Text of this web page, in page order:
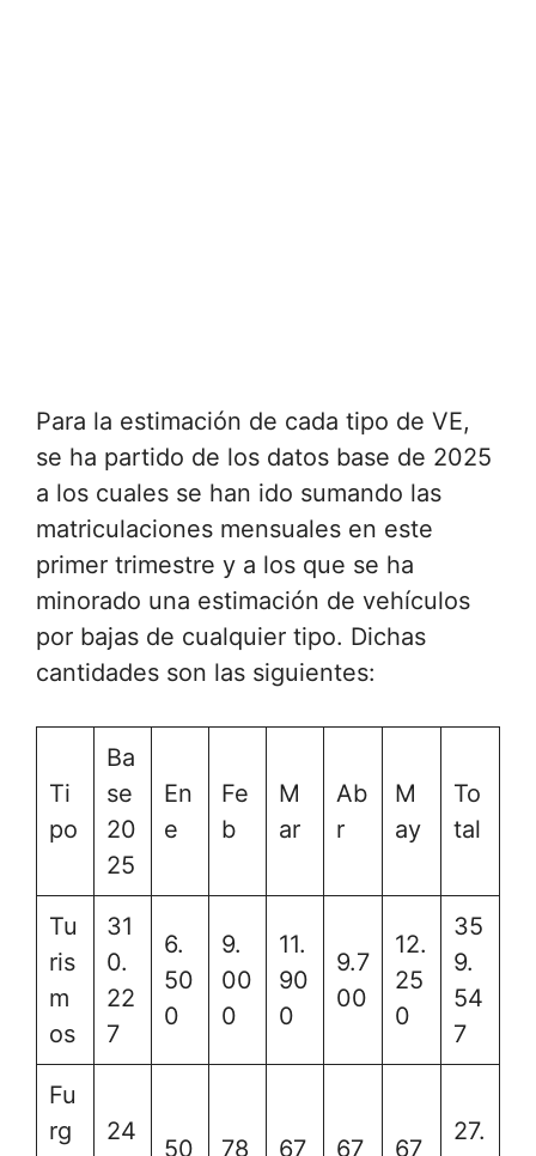
Para la estimación de cada tipo de VE,
se ha partido de los datos base de 2025
a los cuales se han ido sumando las
matriculaciones mensuales en este
primer trimestre y a los que se ha
minorado una estimación de vehículos
por bajas de cualquier tipo. Dichas
cantidades son las siguientes:
Ti
po
Ba
se
20
25
En
e
Fe
b
M
ar
Ab
r
M
ay
To
tal
Tu
ris
m
os
31
0.
22
7
6.
50
0
9.
00
0
11.
90
0
9.7
00
12.
25
0
35
9.
54
7
Fu
rg
24
50
78
67
67
67
27.